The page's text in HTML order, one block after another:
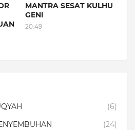
MANTRA SESAT KULHU
GENI
20.49
(6)
(24)